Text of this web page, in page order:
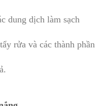
dung dịch làm sạch
rửa và các thành phần